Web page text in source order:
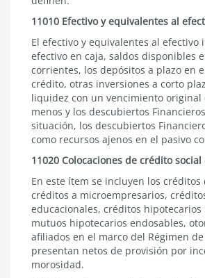
11010 Efectivo y equivalentes al
El efectivo y equivalentes al efectivo
efectivo en caja, saldos disponibles
corrientes, los depósitos a plazo en
crédito, otras inversiones a corto
liquidez con un vencimiento original
menos y los descubiertos
situación, los descubiertos
como recursos ajenos en el pasivo
11020 Colocaciones de crédito
En este ítem se incluyen los créditos
créditos a microempresarios,
educacionales, créditos hipotecarios
mutuos hipotecarios endosables,
afiliados en el marco del Régimen de
presentan netos de provisión por
morosidad.